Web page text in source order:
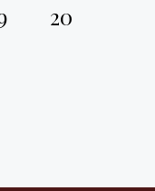
20